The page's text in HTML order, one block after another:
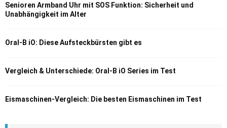
Senioren Armband Uhr mit SOS Funktion: Sicherheit und
Unabhängigkeit im Alter
Oral-B iO: Diese Aufsteckbürsten gibt es
Vergleich & Unterschiede: Oral-B iO Series im Test
Eismaschinen-Vergleich: Die besten Eismaschinen im Test